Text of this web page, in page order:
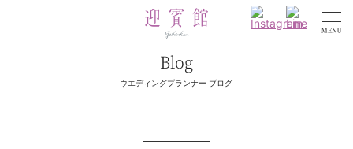
Blog
ウエディングプランナー ブログ